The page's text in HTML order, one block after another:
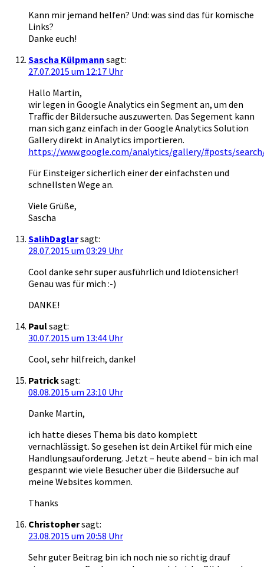
Kann mir jemand helfen? Und: was sind das für komische
Links?
Danke euch!
Sascha Külpmann sagt:
27.07.2015 um 12:17 Uhr
Hallo Martin,
wir legen in Google Analytics ein Segment an, um den
Traffic der Bildersuche auszuwerten. Das Segement kann
man sich ganz einfach in der Google Analytics Solution
Gallery direkt in Analytics importieren.
https://www.google.com/analytics/gallery/#posts/search/
Für Einsteiger sicherlich einer der einfachsten und
schnellsten Wege an.
Viele Grüße,
Sascha
SalihDaglarsagt:
28.07.2015 um 03:29 Uhr
Cool danke sehr super ausführlich und Idiotensicher!
Genau was für mich :-)
DANKE!
Paulsagt:
30.07.2015 um 13:44 Uhr
Cool, sehr hilfreich, danke!
Patricksagt:
08.08.2015 um 23:10 Uhr
Danke Martin,
ich hatte dieses Thema bis dato komplett
vernachlässigt. So gesehen ist dein Artikel für mich eine
Handlungsauforderung. Jetzt – heute abend – bin ich mal
gespannt wie viele Besucher über die Bildersuche auf
meine Websites kommen.
Thanks
Christophersagt:
23.08.2015 um 20:58 Uhr
Sehr guter Beitrag bin ich noch nie so richtig drauf